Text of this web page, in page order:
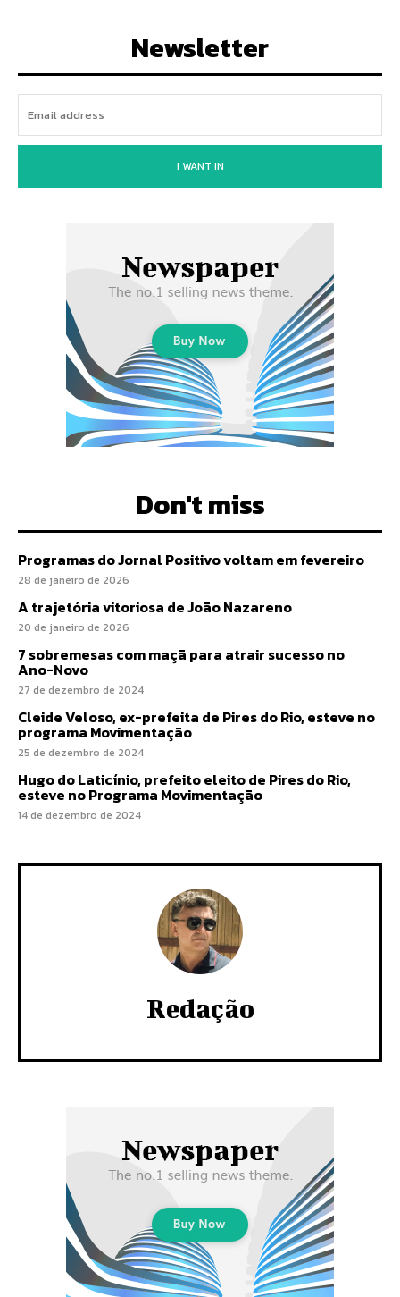
Newsletter
I WANT IN
Don't miss
Programas do Jornal Positivo voltam em fevereiro
28 de janeiro de 2026
A trajetória vitoriosa de João Nazareno
20 de janeiro de 2026
7 sobremesas com maçã para atrair sucesso no
Ano-Novo
27 de dezembro de 2024
Cleide Veloso, ex-prefeita de Pires do Rio, esteve no
programa Movimentação
25 de dezembro de 2024
Hugo do Laticínio, prefeito eleito de Pires do Rio,
esteve no Programa Movimentação
14 de dezembro de 2024
Redação